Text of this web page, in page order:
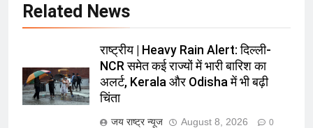
Related News
राष्ट्रीय | Heavy Rain Alert: दिल्ली-
NCR समेत कई राज्यों में भारी बारिश का
अलर्ट, Kerala और Odisha में भी बढ़ी
चिंता
जय राष्ट्र न्यूज August 8, 2026 0